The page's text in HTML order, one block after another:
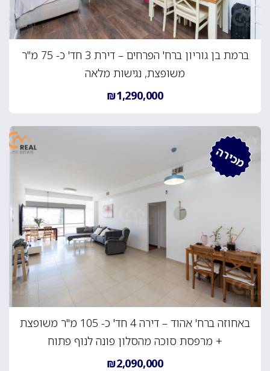
ברמת בן גוריון ברח' הפרחים – דירת 3 חד' כ- 75 מ"ר
משופצת, נגישות מלאה
₪1,290,000
מכירה
באחוזה ברח' אהוד – דירה 4 חד' כ- 105 מ"ר משופצת
+ מרפסת סוכה מהסלון פונה לנוף פתוח
₪2,090,000